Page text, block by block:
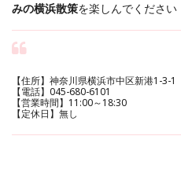
みの横浜散策を楽しんでください
【住所】神奈川県横浜市中区新港1-3-1
【電話】045-680-6101
【営業時間】11:00～18:30
【定休日】無し